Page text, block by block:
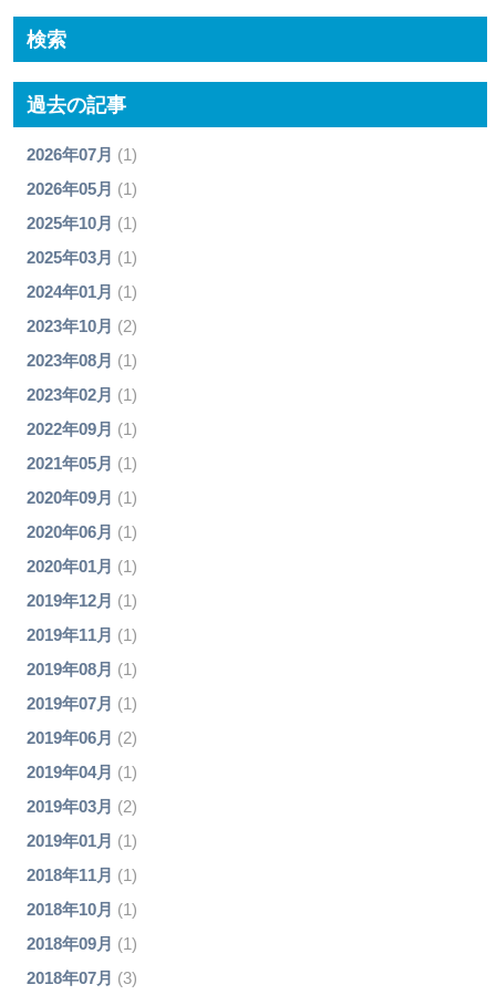
検索
過去の記事
2026年07月 (1)
2026年05月 (1)
2025年10月 (1)
2025年03月 (1)
2024年01月 (1)
2023年10月 (2)
2023年08月 (1)
2023年02月 (1)
2022年09月 (1)
2021年05月 (1)
2020年09月 (1)
2020年06月 (1)
2020年01月 (1)
2019年12月 (1)
2019年11月 (1)
2019年08月 (1)
2019年07月 (1)
2019年06月 (2)
2019年04月 (1)
2019年03月 (2)
2019年01月 (1)
2018年11月 (1)
2018年10月 (1)
2018年09月 (1)
2018年07月 (3)